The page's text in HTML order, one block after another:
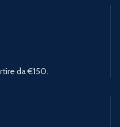
da €150.